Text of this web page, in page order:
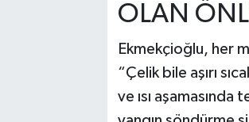
OLAN
Ekmekçioğlu, her
“Çelik bile aşırı
ve ısı